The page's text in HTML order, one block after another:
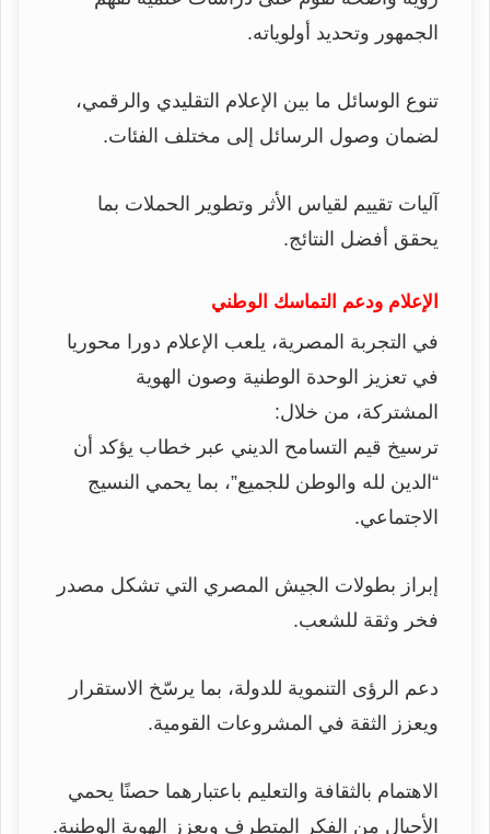
الجمهور وتحديد أولوياته.
تنوع الوسائل ما بين الإعلام التقليدي والرقمي،
لضمان وصول الرسائل إلى مختلف الفئات.
آليات تقييم لقياس الأثر وتطوير الحملات بما
يحقق أفضل النتائج.
الإعلام ودعم التماسك الوطني
في التجربة المصرية، يلعب الإعلام دورا محوريا
في تعزيز الوحدة الوطنية وصون الهوية
المشتركة، من خلال:
ترسيخ قيم التسامح الديني عبر خطاب يؤكد أن
“الدين لله والوطن للجميع”، بما يحمي النسيج
الاجتماعي.
إبراز بطولات الجيش المصري التي تشكل مصدر
فخر وثقة للشعب.
دعم الرؤى التنموية للدولة، بما يرسّخ الاستقرار
ويعزز الثقة في المشروعات القومية.
الاهتمام بالثقافة والتعليم باعتبارهما حصنًا يحمي
الأجيال من الفكر المتطرف ويعزز الهوية الوطنية.